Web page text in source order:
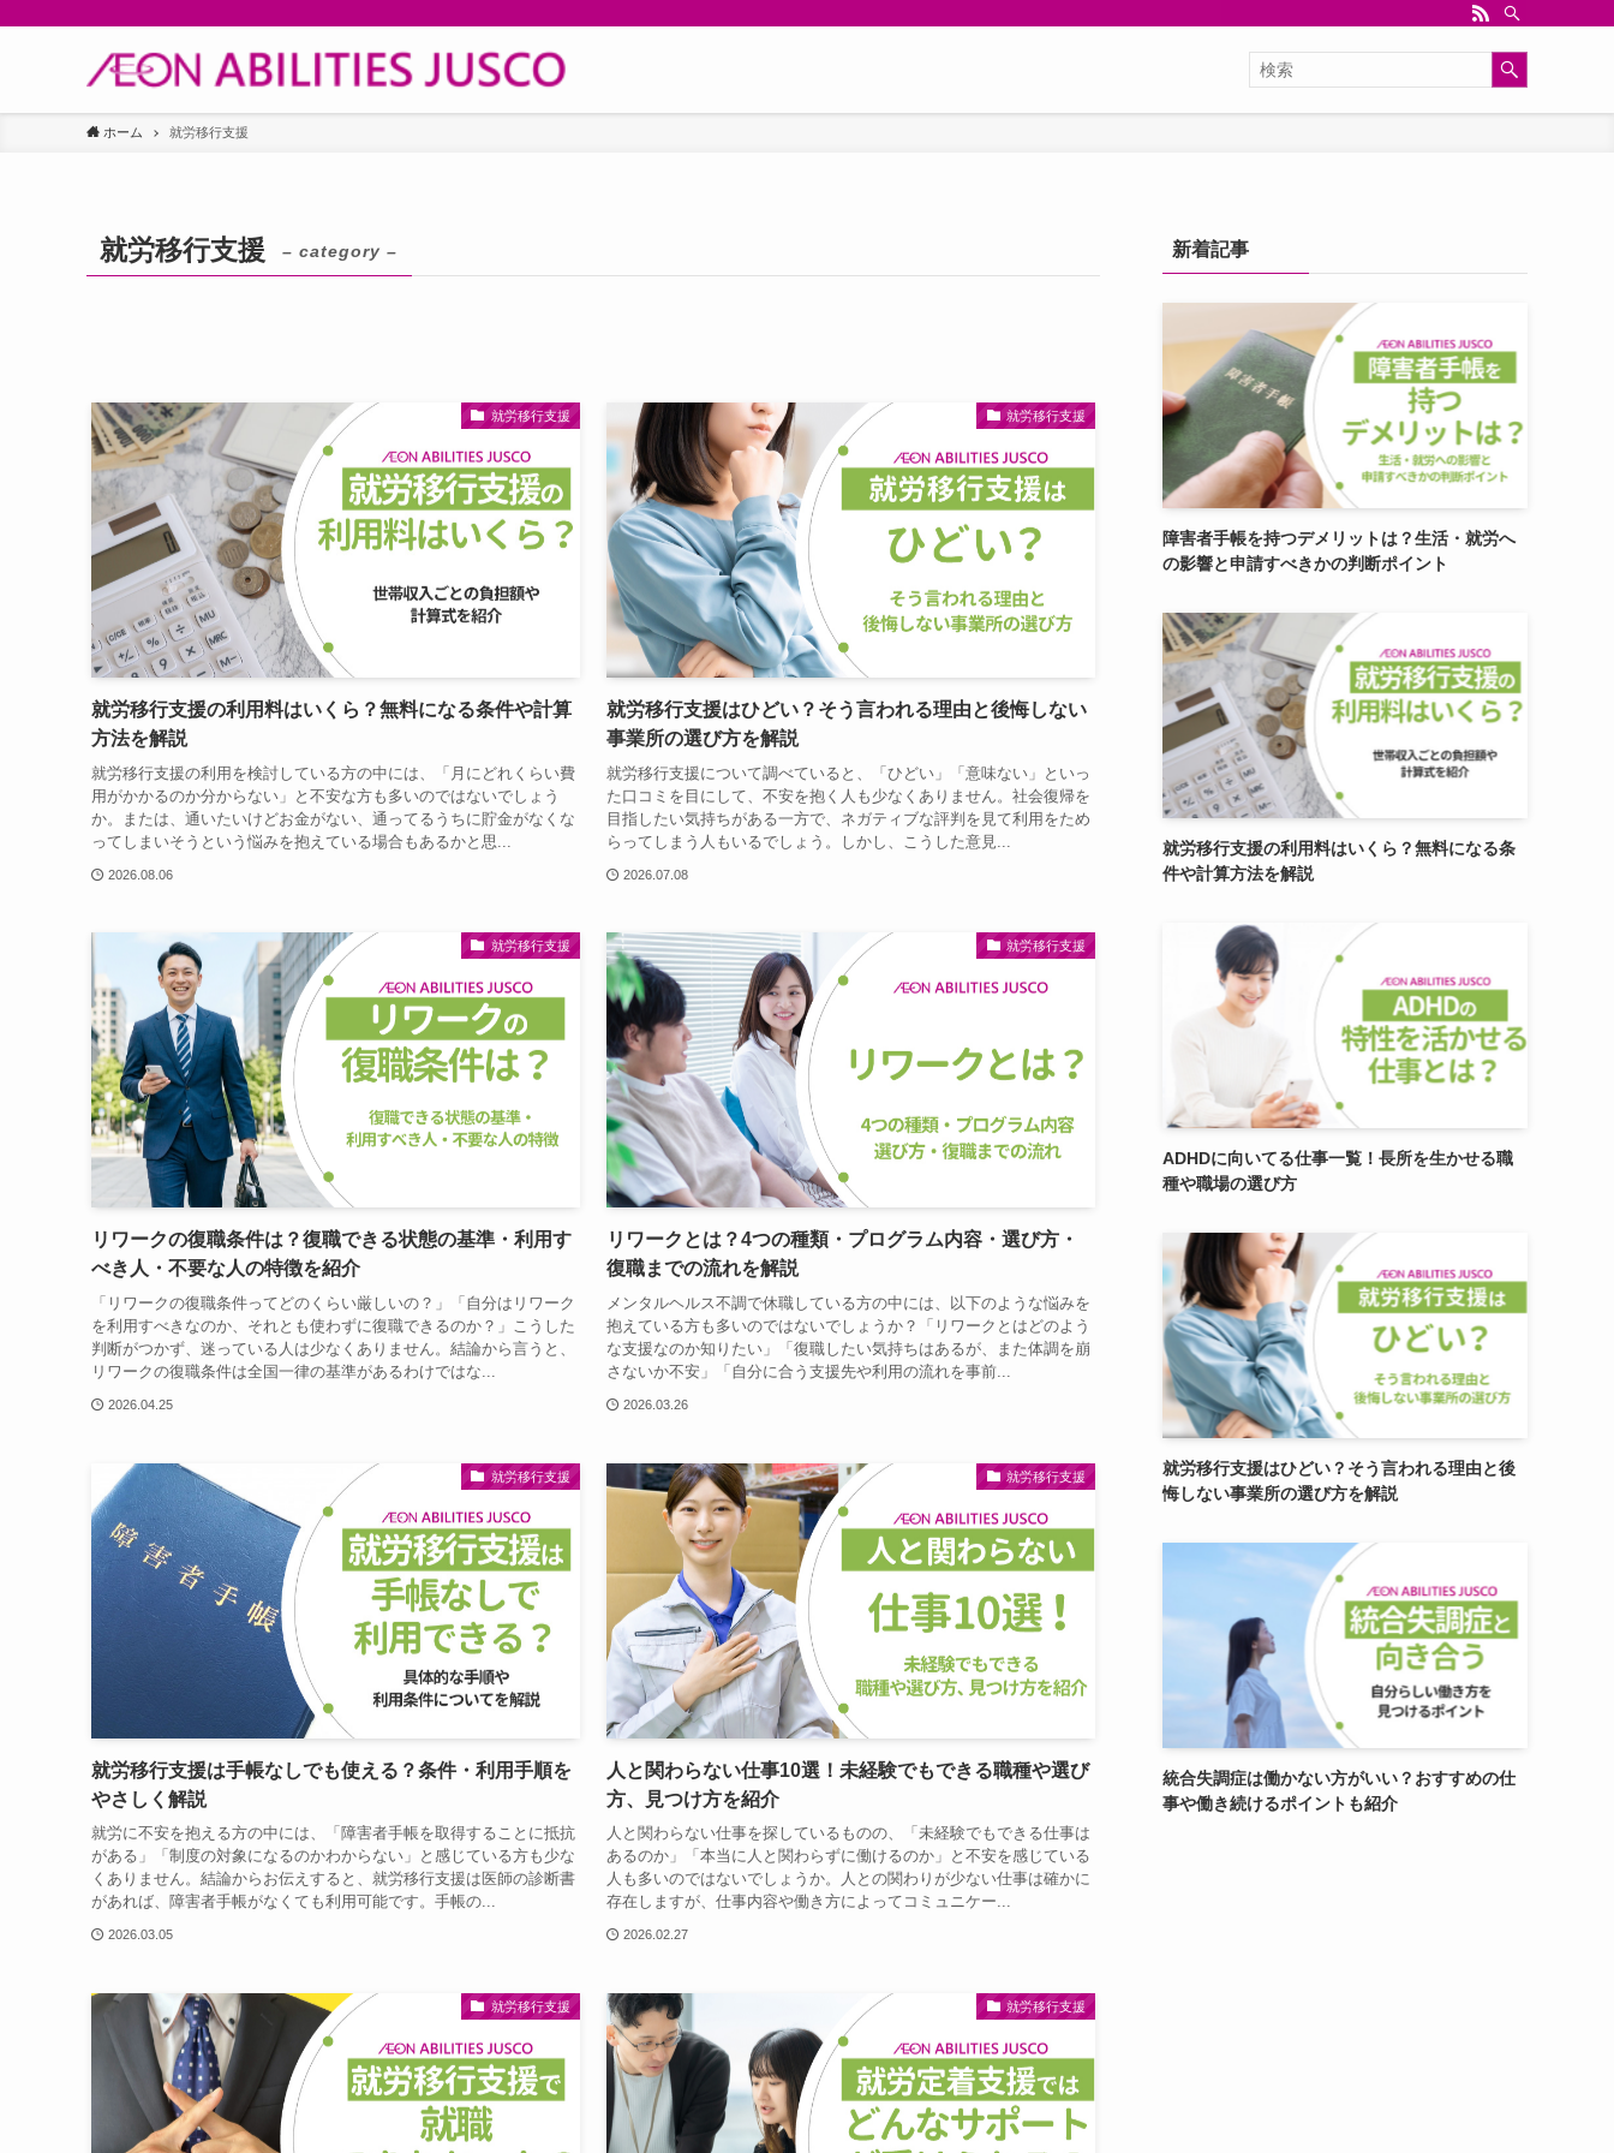
ホーム 就労移行支援
就労移行支援 – category –
就労移行支援
就労移行支援の利用料はいくら？無料になる条件や計算
方法を解説
就労移行支援の利用を検討している方の中には、「月にどれくらい費
用がかかるのか分からない」と不安な方も多いのではないでしょう
か。または、通いたいけどお金がない、通ってるうちに貯金がなくな
ってしまいそうという悩みを抱えている場合もあるかと思...
2026.08.06
就労移行支援
就労移行支援はひどい？そう言われる理由と後悔しない
事業所の選び方を解説
就労移行支援について調べていると、「ひどい」「意味ない」といっ
た口コミを目にして、不安を抱く人も少なくありません。社会復帰を
目指したい気持ちがある一方で、ネガティブな評判を見て利用をため
らってしまう人もいるでしょう。しかし、こうした意見...
2026.07.08
就労移行支援
リワークの復職条件は？復職できる状態の基準・利用す
べき人・不要な人の特徴を紹介
「リワークの復職条件ってどのくらい厳しいの？」「自分はリワーク
を利用すべきなのか、それとも使わずに復職できるのか？」こうした
判断がつかず、迷っている人は少なくありません。結論から言うと、
リワークの復職条件は全国一律の基準があるわけではな...
2026.04.25
就労移行支援
リワークとは？4つの種類・プログラム内容・選び方・
復職までの流れを解説
メンタルヘルス不調で休職している方の中には、以下のような悩みを
抱えている方も多いのではないでしょうか？「リワークとはどのよう
な支援なのか知りたい」「復職したい気持ちはあるが、また体調を崩
さないか不安」「自分に合う支援先や利用の流れを事前...
2026.03.26
就労移行支援
就労移行支援は手帳なしでも使える？条件・利用手順を
やさしく解説
就労に不安を抱える方の中には、「障害者手帳を取得することに抵抗
がある」「制度の対象になるのかわからない」と感じている方も少な
くありません。結論からお伝えすると、就労移行支援は医師の診断書
があれば、障害者手帳がなくても利用可能です。手帳の...
2026.03.05
就労移行支援
人と関わらない仕事10選！未経験でもできる職種や選び
方、見つけ方を紹介
人と関わらない仕事を探しているものの、「未経験でもできる仕事は
あるのか」「本当に人と関わらずに働けるのか」と不安を感じている
人も多いのではないでしょうか。人との関わりが少ない仕事は確かに
存在しますが、仕事内容や働き方によってコミュニケー...
2026.02.27
就労移行支援 就労移行支援
新着記事
障害者手帳を持つデメリットは？生活・就労へ
の影響と申請すべきかの判断ポイント
就労移行支援の利用料はいくら？無料になる条
件や計算方法を解説
ADHDに向いてる仕事一覧！長所を生かせる職
種や職場の選び方
就労移行支援はひどい？そう言われる理由と後
悔しない事業所の選び方を解説
統合失調症は働かない方がいい？おすすめの仕
事や働き続けるポイントも紹介